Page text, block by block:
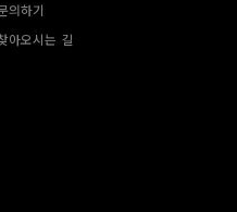
의하기
아오시는 길